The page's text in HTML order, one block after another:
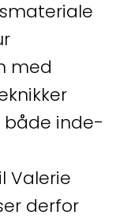
med
både inde-
Valerie
derfor